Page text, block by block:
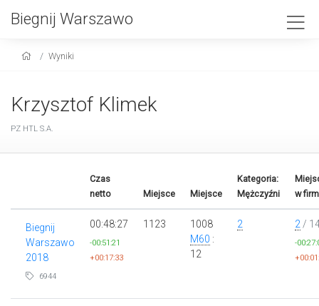
Biegnij Warszawo
Wyniki
Krzysztof Klimek
PZ HTL S.A.
Czas
netto
Miejsce Miejsce
Kategoria:
Mężczyźni
w
Biegnij
Warszawo
2018
6944
00:48:27
-00:51:21
+00:17:33
1123
1008
M60 :
12
2 2 /
-